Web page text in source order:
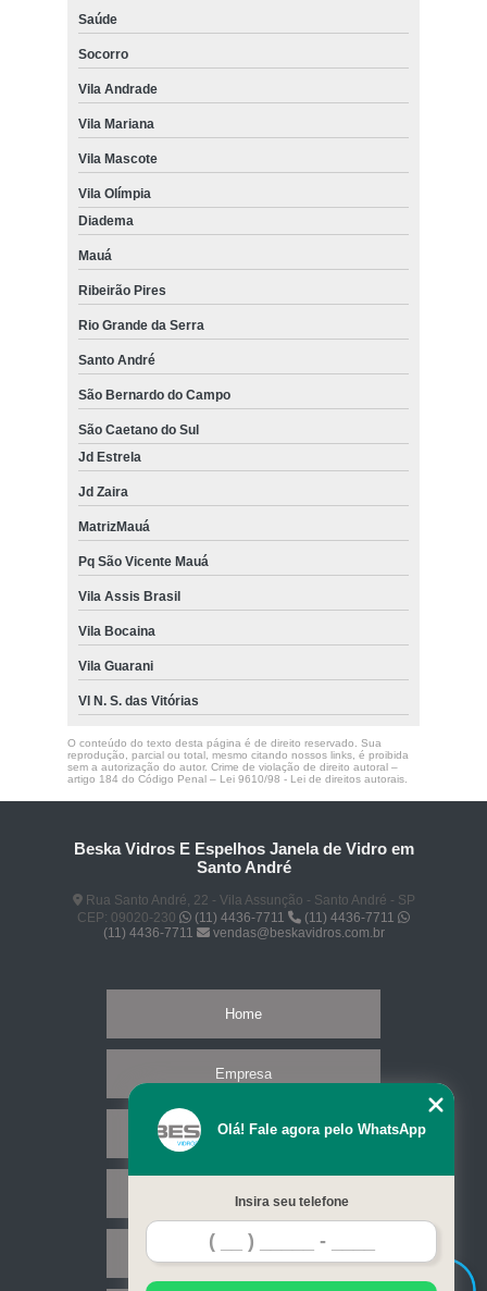
Saúde
Socorro
Vila Andrade
Vila Mariana
Vila Mascote
Vila Olímpia
Diadema
Mauá
Ribeirão Pires
Rio Grande da Serra
Santo André
São Bernardo do Campo
São Caetano do Sul
Jd Estrela
Jd Zaira
MatrizMauá
Pq São Vicente Mauá
Vila Assis Brasil
Vila Bocaina
Vila Guarani
Vl N. S. das Vitórias
O conteúdo do texto desta página é de direito reservado. Sua
reprodução, parcial ou total, mesmo citando nossos links, é proibida
sem a autorização do autor. Crime de violação de direito autoral –
artigo 184 do Código Penal – Lei 9610/98 - Lei de direitos autorais.
Beska Vidros E Espelhos Janela de Vidro em
Santo André
Rua Santo André, 22 - Vila Assunção - Santo André - SP
CEP: 09020-230
(11) 4436-7711
(11) 4436-7711
(11) 4436-7711
vendas@beskavidros.com.br
Home
Empresa
Missão
Serviços
Contato
Olá! Fale agora pelo WhatsApp
Insira seu telefone